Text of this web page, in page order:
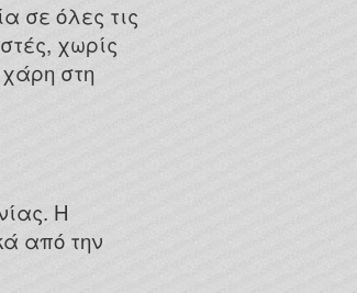
σε όλες τις
χωρίς
στη
Η
από την